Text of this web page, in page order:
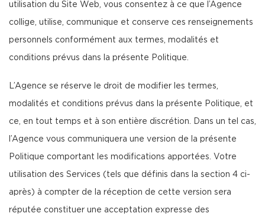
utilisation du Site Web, vous consentez à ce que l’Agence
collige, utilise, communique et conserve ces renseignements
personnels conformément aux termes, modalités et
conditions prévus dans la présente Politique.
L’Agence se réserve le droit de modifier les termes,
modalités et conditions prévus dans la présente Politique, et
ce, en tout temps et à son entière discrétion. Dans un tel cas,
l’Agence vous communiquera une version de la présente
Politique comportant les modifications apportées. Votre
utilisation des Services (tels que définis dans la section 4 ci-
après) à compter de la réception de cette version sera
réputée constituer une acceptation expresse des